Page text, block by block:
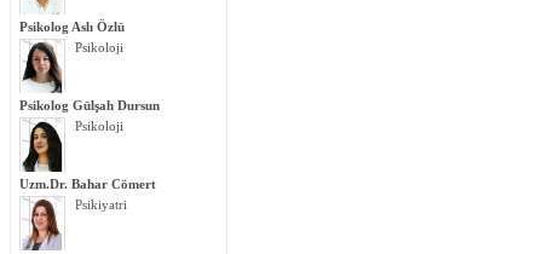
Psikolog Aslı Özlü
Psikoloji
Psikolog Gülşah Dursun
Psikoloji
Uzm.Dr. Bahar Cömert
Psikiyatri